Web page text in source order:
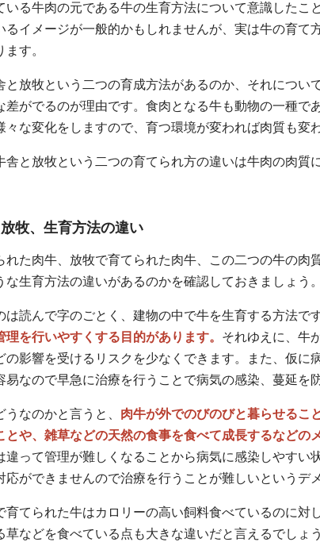
いる牛肉の元である牛の生育方法について意識したこ
るイメージが一般的かもしれませんが、実は牛の育て
す。
と放牧という二つの育成方法があるのか、それについ
差がでるのが理由です。食肉となる牛も動物の一種で
々な変化をしますので、育つ環境が変われば肉質も変
舎と放牧という二つの育てられ方の違いは牛肉の肉質
牧、生育方法の違い
れた肉牛、放牧で育てられた肉牛、この二つの牛の肉
な生育方法の違いがあるのかを確認しておきましょう。
は読んで字のごとく、建物の中で牛を生育する方法です
理を行いやすくする目的があります。 それゆえに、牛
の影響を受けるリスクを少なくできます。また、仮に
易なので早急に治療を行うことで病気の感染、蔓延を
うなのかと言うと、 肉牛が外でのびのびと暮らせるこ
とや、雑草などの天然の食事を食べて成長するなどの
違って管理が難しくなることから病気に感染しやすい
応ができませんので治療を行うことが難しいというデ
育てられた牛はカロリーの高い飼料食べているのに対
草などを食べている点も大きな違いだと言えるでしょ